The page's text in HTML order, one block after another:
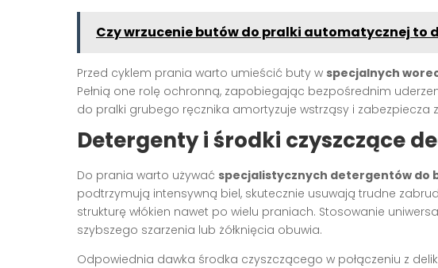
Czy wrzucenie butów do pralki automatycznej to
Przed cyklem prania warto umieścić buty w specjalnych
Pełnią one rolę ochronną, zapobiegając bezpośrednim
do pralki grubego ręcznika amortyzuje wstrząsy i zabezpiecza
Detergenty i środki czyszczące
Do prania warto używać specjalistycznych detergentów do
podtrzymują intensywną biel, skutecznie usuwają trudne
strukturę włókien nawet po wielu praniach. Stosowanie
szybszego szarzenia lub żółknięcia obuwia.
Odpowiednia dawka środka czyszczącego w połączeniu z